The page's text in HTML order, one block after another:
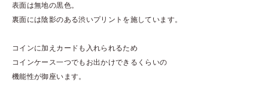
表面は無地の黒色。
裏面には陰影のある渋いプリントを施しています。
コインに加えカードも入れられるため
コインケース一つでもお出かけできるくらいの
機能性が御座います。